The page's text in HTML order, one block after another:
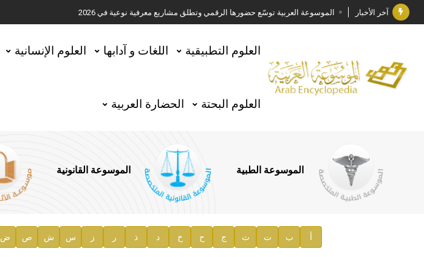
آخر الأخبار الموسوعة العربية توسّع حضورها الرقمي وتطلق مشاريع معرفية نوعية في 2026
جائزة مجمع الملك سلمان العالمي للغة العربية 2025
الأستاذ إياد خالد الطباع مدير عام لهيئة الموسوعة العربية
السيد محمد ياسين صالح وزيرا للثقافة
توصيات مجلس الإدارة
صدور المجلد السابع من موسوعة الآثار في سورية
إعلان..
العلوم التطبيقية اللغات و آدابها العلوم الإنسانية
العلوم البحتة الحضارة العربية
الموسوعة الطبية الموسوعة القانونية
أ ب ت ث ج ح خ د ذ ر ز س ش ص ض